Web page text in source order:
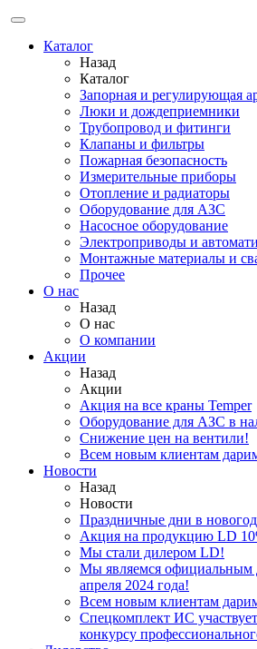
Каталог
Назад
Каталог
Запорная и регулирующая
Люки и дождеприемники
Трубопровод и фитинги
Клапаны и фильтры
Пожарная безопасность
Измерительные приборы
Отопление и радиаторы
Оборудование для АЗС
Насосное оборудование
Электроприводы и
Монтажные материалы и
Прочее
О нас
Назад
О нас
О компании
Акции
Назад
Акции
Акция на все краны Temper
Оборудование для АЗС в
Снижение цен на вентили!
Всем новым клиентам
Новости
Назад
Новости
Праздничные дни в
Акция на продукцию LD
Мы стали дилером LD!
Мы являемся
апреля 2024 года!
Всем новым клиентам
Спецкомплект ИС
конкурсу